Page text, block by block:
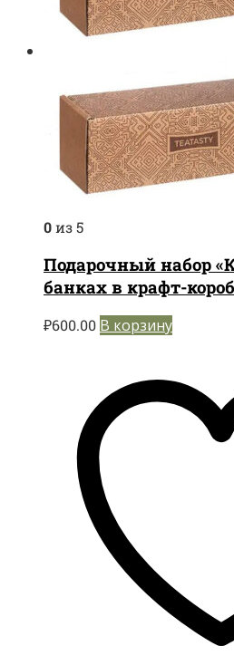
0из 5
Подарочный набор
банках в крафт-
₽600.00 В корзину